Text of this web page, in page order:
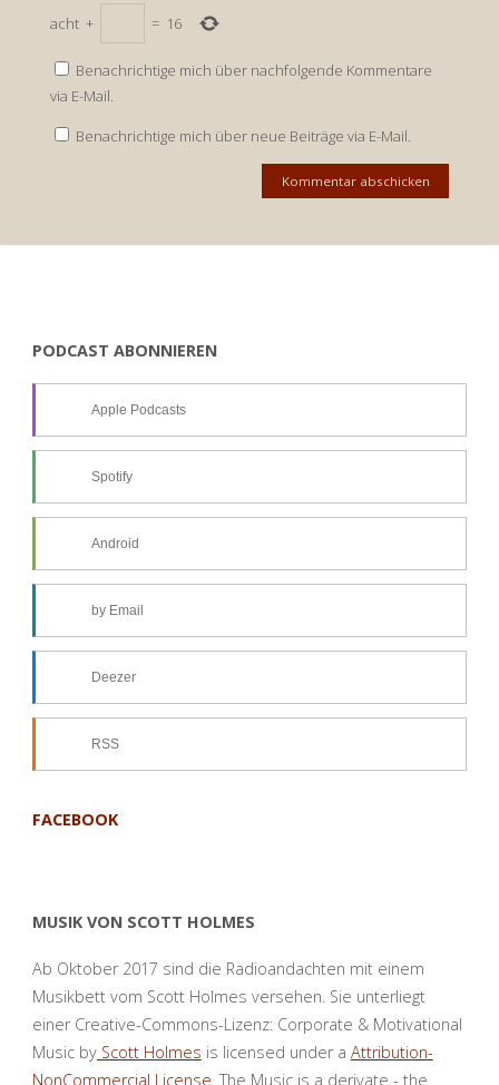
acht + = 16
Benachrichtige mich über nachfolgende Kommentare
via E-Mail.
Benachrichtige mich über neue Beiträge via E-Mail.
PODCAST ABONNIEREN
Apple Podcasts
Spotify
Android
by Email
Deezer
RSS
FACEBOOK
MUSIK VON SCOTT HOLMES
Ab Oktober 2017 sind die Radioandachten mit einem
Musikbett vom Scott Holmes versehen. Sie unterliegt
einer Creative-Commons-Lizenz: Corporate & Motivational
Music byScott Holmes is licensed under a Attribution-
NonCommercial License . The Music is a derivate - the